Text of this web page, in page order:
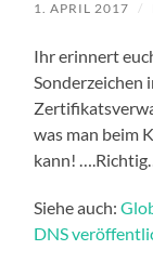
1. APRIL 2017 /
Ihr erinnert
Sonderzeichen
was man beim
kann!
Siehe auch:
DNS